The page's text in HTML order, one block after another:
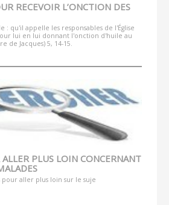
RECEVOIR L’ONCTION DES
: qu'il appelle les responsables de l'Église
lui en lui donnant l'onction d'huile au
de Jacques) 5, 14-15.
PLUS LOIN CONCERNANT
pour aller plus loin sur le suje